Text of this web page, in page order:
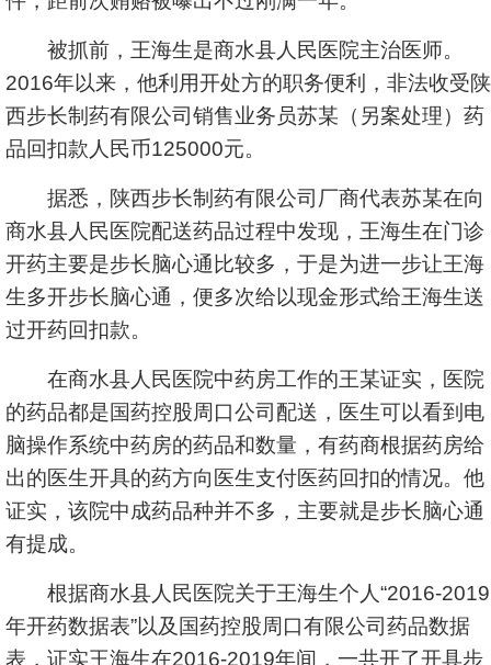
被抓前，王海生是商水县人民医院主治医师。
2016年以来，他利用开处方的职务便利，非法收受陕
西步长制药有限公司销售业务员苏某（另案处理）药
品回扣款人民币125000元。
据悉，陕西步长制药有限公司厂商代表苏某在向
商水县人民医院配送药品过程中发现，王海生在门诊
开药主要是步长脑心通比较多，于是为进一步让王海
生多开步长脑心通，便多次给以现金形式给王海生送
过开药回扣款。
在商水县人民医院中药房工作的王某证实，医院
的药品都是国药控股周口公司配送，医生可以看到电
脑操作系统中药房的药品和数量，有药商根据药房给
出的医生开具的药方向医生支付医药回扣的情况。他
证实，该院中成药品种并不多，主要就是步长脑心通
有提成。
根据商水县人民医院关于王海生个人“2016-2019
年开药数据表”以及国药控股周口有限公司药品数据
表，证实王海生在2016-2019年间，一共开了开具步